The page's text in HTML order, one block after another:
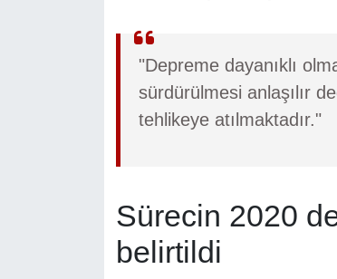
"Depreme dayanıklı
sürdürülmesi anlaşılır
tehlikeye atılmaktadır."
Sürecin 2020
belirtildi